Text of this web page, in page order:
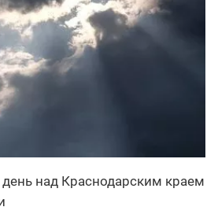
над Краснодарским краем